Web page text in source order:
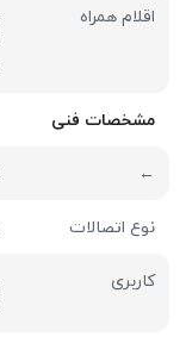
اقلام همراه
مشخصات فنی
←
نوع اتصالات
کاربری